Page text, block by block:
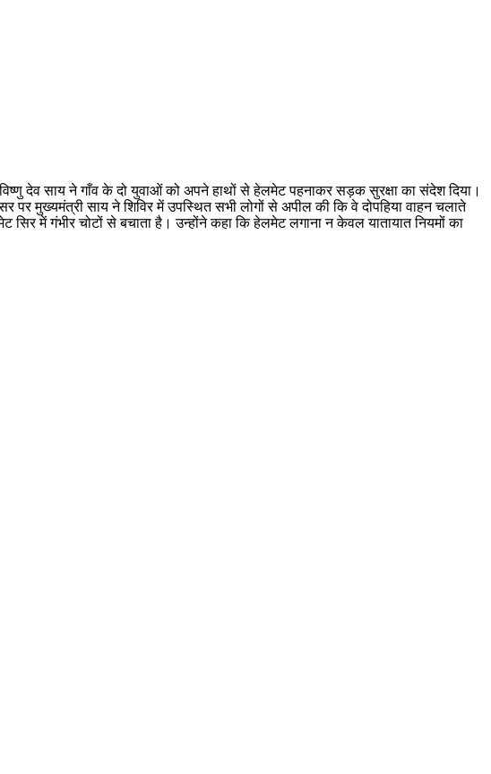
देव साय ने गाँव के दो युवाओं को अपने हाथों से हेलमेट पहनाकर सड़क सुरक्षा का संदेश दिया।
मुख्यमंत्री साय ने शिविर में उपस्थित सभी लोगों से अपील की कि वे दोपहिया वाहन चलाते
में गंभीर चोटों से बचाता है। उन्होंने कहा कि हेलमेट लगाना न केवल यातायात नियमों का